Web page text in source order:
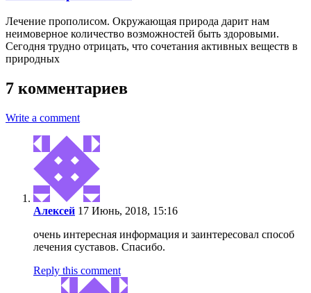
Лечение прополисом. Окружающая природа дарит нам
неимоверное количество возможностей быть здоровыми.
Сегодня трудно отрицать, что сочетания активных веществ в
природных
7 комментариев
Write a comment
Алексей 17 Июнь, 2018, 15:16
очень интересная информация и заинтересовал способ
лечения суставов. Спасибо.
Reply this comment